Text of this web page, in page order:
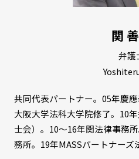
関
弁護
共同代表パートナー。05年慶
大阪大学法科大学院修了。10
士会）。10〜16年関法律事務
務所。19年MASSパートナーズ